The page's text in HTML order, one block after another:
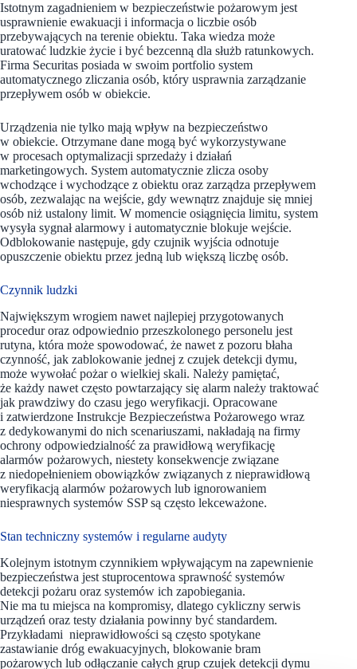
Istotnym zagadnieniem w bezpieczeństwie pożarowym jest
usprawnienie ewakuacji i informacja o liczbie osób
przebywających na terenie obiektu. Taka wiedza może
uratować ludzkie życie i być bezcenną dla służb ratunkowych.
Firma Securitas posiada w swoim portfolio system
automatycznego zliczania osób, który usprawnia zarządzanie
przepływem osób w obiekcie.
Urządzenia nie tylko mają wpływ na bezpieczeństwo
w obiekcie. Otrzymane dane mogą być wykorzystywane
w procesach optymalizacji sprzedaży i działań
marketingowych. System automatycznie zlicza osoby
wchodzące i wychodzące z obiektu oraz zarządza przepływem
osób, zezwalając na wejście, gdy wewnątrz znajduje się mniej
osób niż ustalony limit. W momencie osiągnięcia limitu, system
wysyła sygnał alarmowy i automatycznie blokuje wejście.
Odblokowanie następuje, gdy czujnik wyjścia odnotuje
opuszczenie obiektu przez jedną lub większą liczbę osób.
Czynnik ludzki
Największym wrogiem nawet najlepiej przygotowanych
procedur oraz odpowiednio przeszkolonego personelu jest
rutyna, która może spowodować, że nawet z pozoru błaha
czynność, jak zablokowanie jednej z czujek detekcji dymu,
może wywołać pożar o wielkiej skali. Należy pamiętać,
że każdy nawet często powtarzający się alarm należy traktować
jak prawdziwy do czasu jego weryfikacji. Opracowane
i zatwierdzone Instrukcje Bezpieczeństwa Pożarowego wraz
z dedykowanymi do nich scenariuszami, nakładają na firmy
ochrony odpowiedzialność za prawidłową weryfikację
alarmów pożarowych, niestety konsekwencje związane
z niedopełnieniem obowiązków związanych z nieprawidłową
weryfikacją alarmów pożarowych lub ignorowaniem
niesprawnych systemów SSP są często lekceważone.
Stan techniczny systemów i regularne audyty
Kolejnym istotnym czynnikiem wpływającym na zapewnienie
bezpieczeństwa jest stuprocentowa sprawność systemów
detekcji pożaru oraz systemów ich zapobiegania.
Nie ma tu miejsca na kompromisy, dlatego cykliczny serwis
urządzeń oraz testy działania powinny być standardem.
Przykładami nieprawidłowości są często spotykane
zastawianie dróg ewakuacyjnych, blokowanie bram
pożarowych lub odłączanie całych grup czujek detekcji dymu